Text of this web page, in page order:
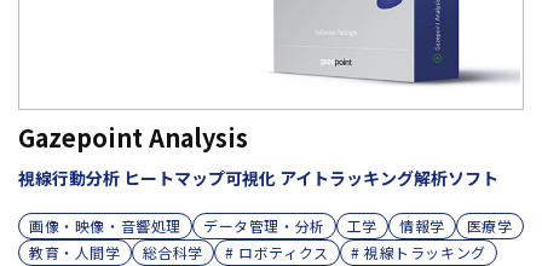
Gazepoint Analysis
視線行動分析 ヒートマップ可視化 アイトラッキング解析ソフト
画像・映像・音響処理 データ管理・分析 工学 情報学
医療学
教育・人間学
総合科学 # ロボティクス
# 視線トラッキング